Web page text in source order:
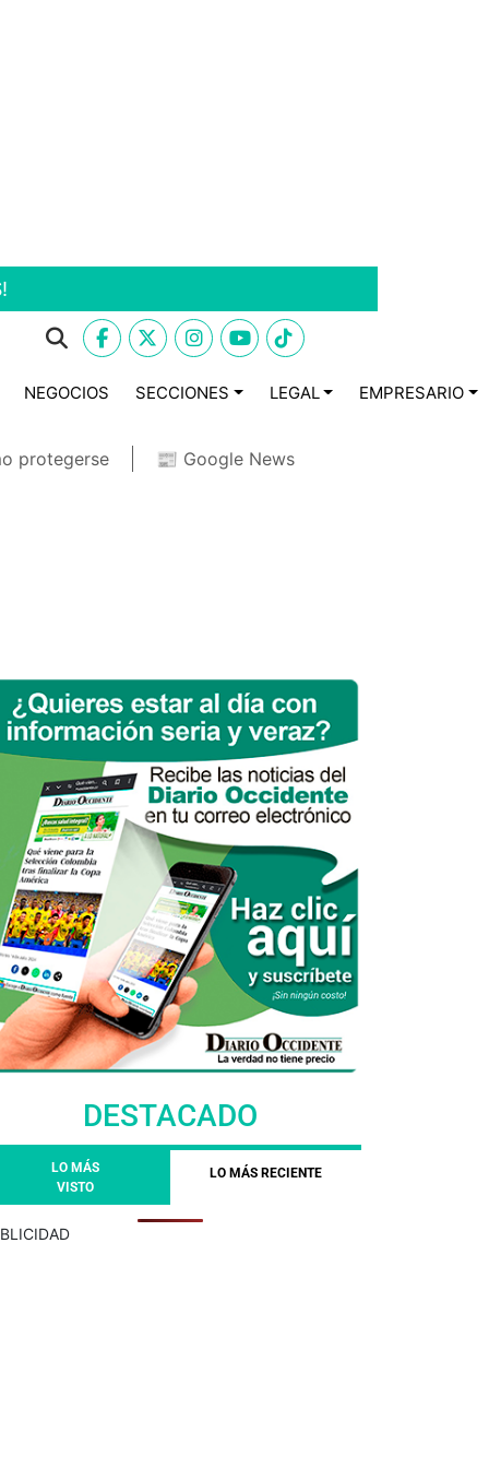
NEGOCIOS SECCIONES LEGAL EMPRESARIO
protegerse 📰 Google News
DESTACADO
LO MÁS
VISTO
LO MÁS RECIENTE